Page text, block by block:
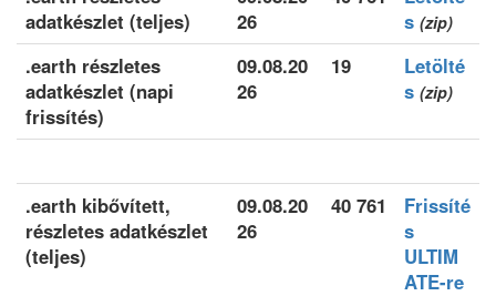
adatkészlet (teljes)
26
s (zip)
.earth részletes
adatkészlet (napi
frissítés)
09.08.20
26
19
Letölté
s (zip)
.earth kibővített,
részletes adatkészlet
(teljes)
09.08.20
26
40 761
Frissíté
s
ULTIM
ATE-re